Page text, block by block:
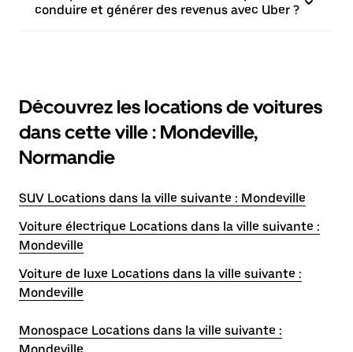
conduire et générer des revenus avec Uber ?
Découvrez les locations de voitures
dans cette ville : Mondeville,
Normandie
SUV Locations dans la ville suivante : Mondeville
Voiture électrique Locations dans la ville suivante :
Mondeville
Voiture de luxe Locations dans la ville suivante :
Mondeville
Monospace Locations dans la ville suivante :